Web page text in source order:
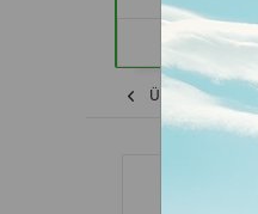
Übersicht